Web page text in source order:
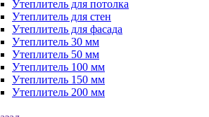
Утеплитель для потолка
Утеплитель для стен
Утеплитель для фасада
Утеплитель 30 мм
Утеплитель 50 мм
Утеплитель 100 мм
Утеплитель 150 мм
Утеплитель 200 мм